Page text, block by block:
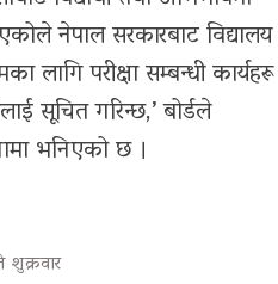
नेपाल सरकारबाट विद्यालय
लागि परीक्षा सम्बन्धी कार्यहरू
सूचित गरिन्छ,’ बोर्डले
भनिएको छ ।